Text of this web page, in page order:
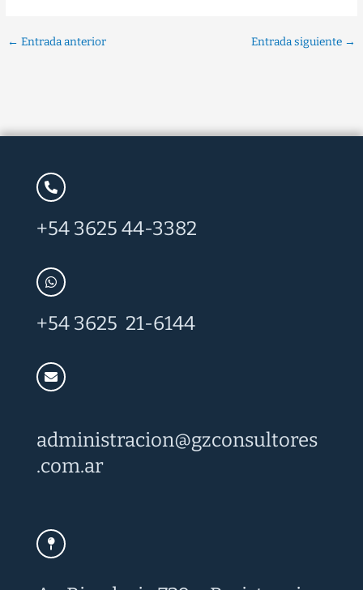
← Entrada anterior Entrada siguiente →
+54 3625 44-3382
+54 3625 21-6144
administracion@gzconsultores
.com.ar